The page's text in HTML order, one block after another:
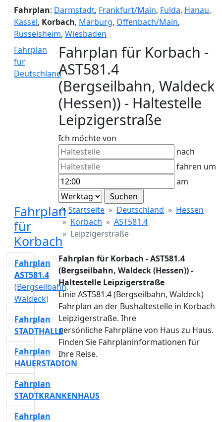
Fahrplan: Darmstadt, Frankfurt/Main, Fulda, Hanau,
Kassel, Korbach, Marburg, Offenbach/Main,
Rüsselsheim, Wiesbaden
Fahrplan
für
Deutschland
Fahrplan für Korbach -
AST581.4
(Bergseilbahn, Waldeck
(Hessen)) - Haltestelle
Leipzigerstraße
Ich möchte von
nach
fahren um
am
Fahrplan
für
Korbach
Startseite Deutschland
Hessen
Korbach
AST581.4
Leipzigerstraße
Fahrplan für Korbach - AST581.4
(Bergseilbahn, Waldeck (Hessen)) -
Haltestelle Leipzigerstraße
Linie AST581.4 (Bergseilbahn, Waldeck)
Fahrplan an der Bushaltestelle in Korbach
Leipzigerstraße. Ihre
persönliche Fahrpläne von Haus zu Haus.
Finden Sie Fahrplaninformationen für
Ihre Reise.
Fahrplan
AST581.4
(Bergseilbahn,
Waldeck)
Fahrplan
STADTHALLE
Fahrplan
HAUERSTADION
Fahrplan
STADTKRANKENHAUS
Fahrplan